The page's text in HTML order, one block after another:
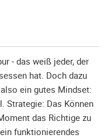
- das weiß jeder, der
hat. Doch dazu
ein gutes Mindset:
Strategie: Das Können
das Richtige zu
funktionierendes